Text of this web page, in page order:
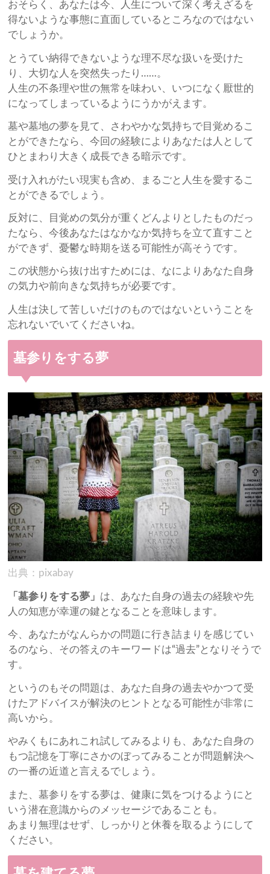
おそらく、あなたは今、人生について深く考えざるを
得ないような事態に直面しているところなのではない
でしょうか。
とうてい納得できないような理不尽な扱いを受けた
り、大切な人を突然失ったり……。
人生の不条理や世の無常を味わい、いつになく厭世的
になってしまっているようにうかがえます。
墓や墓地の夢を見て、さわやかな気持ちで目覚めるこ
とができたなら、今回の経験によりあなたは人として
ひとまわり大きく成長できる暗示です。
受け入れがたい現実も含め、まるごと人生を愛するこ
とができるでしょう。
反対に、目覚めの気分が重くどんよりとしたものだっ
たなら、今後あなたはなかなか気持ちを立て直すこと
ができず、憂鬱な時期を送る可能性が高そうです。
この状態から抜け出すためには、なによりあなた自身
の気力や前向きな気持ちが必要です。
人生は決して苦しいだけのものではないということを
忘れないでいてくださいね。
墓参りをする夢
出典：pixabay
「墓参りをする夢」 は、あなた自身の過去の経験や先
人の知恵が幸運の鍵となることを意味します。
今、あなたがなんらかの問題に行き詰まりを感じてい
るのなら、その答えのキーワードは“過去”となりそうで
す。
というのもその問題は、あなた自身の過去やかつて受
けたアドバイスが解決のヒントとなる可能性が非常に
高いから。
やみくもにあれこれ試してみるよりも、あなた自身の
もつ記憶を丁寧にさかのぼってみることが問題解決へ
の一番の近道と言えるでしょう。
また、墓参りをする夢は、健康に気をつけるようにと
いう潜在意識からのメッセージであることも。
あまり無理はせず、しっかりと休養を取るようにして
ください。